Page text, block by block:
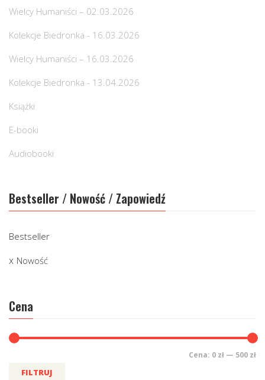
Wielcy Humaniści – 02.03.2026
Kolekcje Biedronka - 16.03.2026
Wielcy Humaniści – 16.03.2026
Kolekcje Biedronka - 13.04.2026
Książki
E-booki
Audiobooki
Bestseller / Nowość / Zapowiedź
Bestseller
Nowość
Cena
FILTRUJ
Cena: 0 zł — 500 zł